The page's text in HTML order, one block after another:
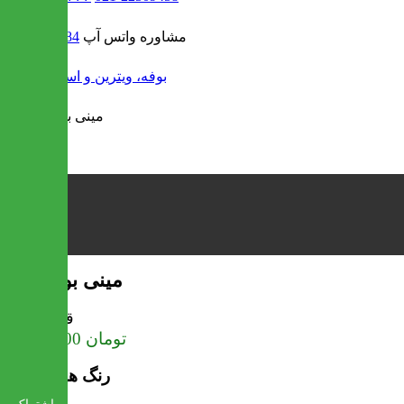
09302308484 مشاوره واتس آپ
بوفه، ویترین و استند
مینی بوفه کنزو
قیمت
28,125,000 تومان
رنگ های موجود